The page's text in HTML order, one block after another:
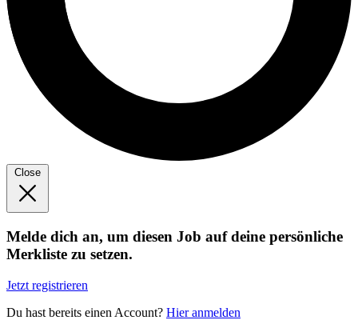
Close
Melde dich an, um diesen Job auf deine persönliche
Merkliste zu setzen.
Jetzt registrieren
Du hast bereits einen Account? Hier anmelden